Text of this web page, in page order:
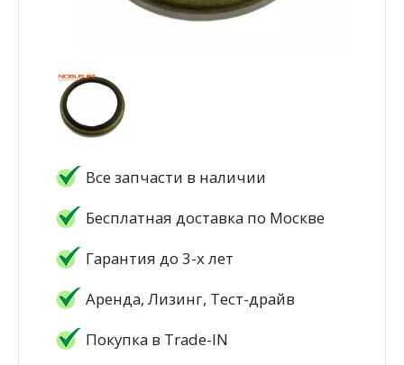
Все запчасти в наличии
Бесплатная доставка по Москве
Гарантия до 3-х лет
Аренда, Лизинг, Тест-драйв
Покупка в Trade-IN